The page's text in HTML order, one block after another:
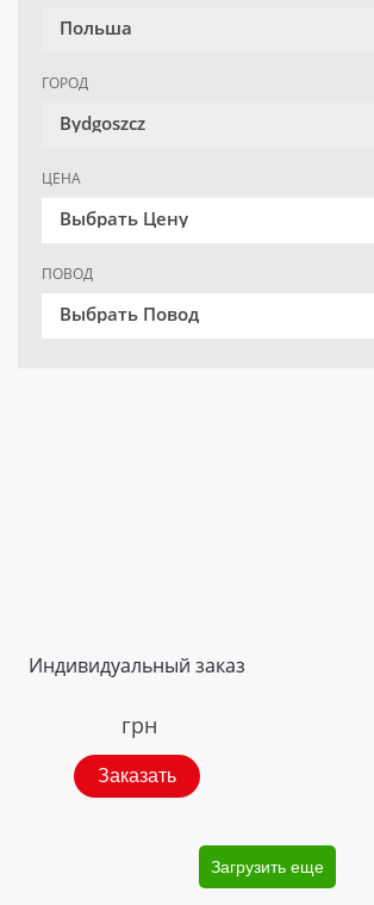
Польша
ГОРОД
Bydgoszcz
ЦЕНА
Выбрать Цену
ПОВОД
Выбрать Повод
Индивидуальный заказ
грн
Заказать
Загрузить еще